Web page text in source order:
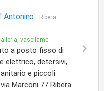
Antonino
Ribera
vasellame
a posto fisso di
elettrico, detersivi,
e piccoli
Marconi 77 Ribera